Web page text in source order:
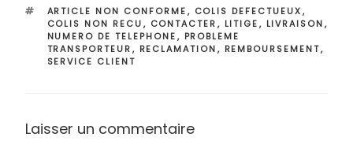
ÉTIQUETTES
ARTICLE NON CONFORME, COLIS DEFECTUEUX,
COLIS NON RECU, CONTACTER, LITIGE, LIVRAISON,
NUMERO DE TELEPHONE, PROBLEME
TRANSPORTEUR, RECLAMATION, REMBOURSEMENT,
SERVICE CLIENT
Laisser un commentaire